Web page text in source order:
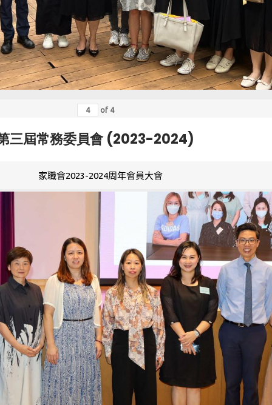
of 4
三屆常務委員會 (2023-2024)
家職會2023-2024周年會員大會